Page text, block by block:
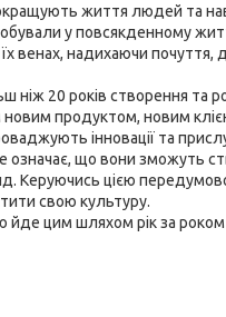
життя людей та
у повсякденному
венах, надихаючи почуття,
ніж 20 років створення
продуктом, новим
інновації та
означає, що вони зможуть
Керуючись цією
свою культуру.
йде цим шляхом рік за